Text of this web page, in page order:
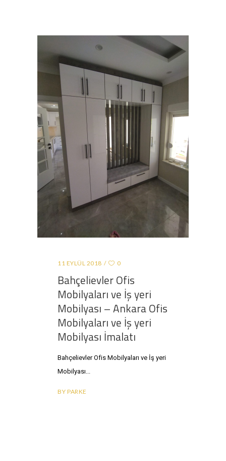
11 EYLÜL 2018 0
Bahçelievler Ofis
Mobilyaları ve İş yeri
Mobilyası – Ankara Ofis
Mobilyaları ve İş yeri
Mobilyası İmalatı
Bahçelievler Ofis Mobilyaları ve İş yeri
Mobilyası
BY PARKE